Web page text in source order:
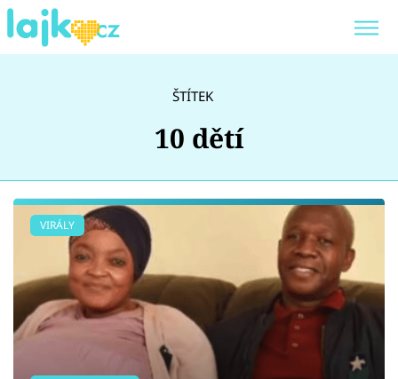
Témata
Showbyznys
Youtubeři
ŠTÍTEK
10 dětí
VIRÁLY